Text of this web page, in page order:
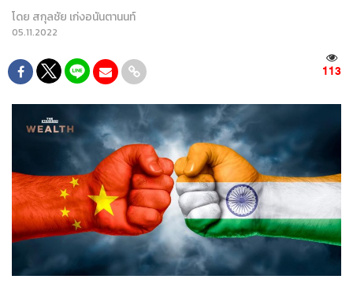
โดย สกุลชัย เก่งอนันตานนท์
05.11.2022
113